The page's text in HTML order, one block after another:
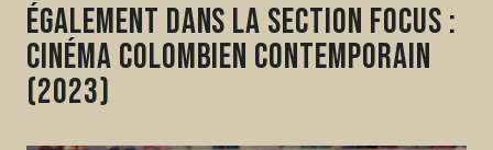
Également dans la section Focus :
Cinéma colombien contemporain
(2023)